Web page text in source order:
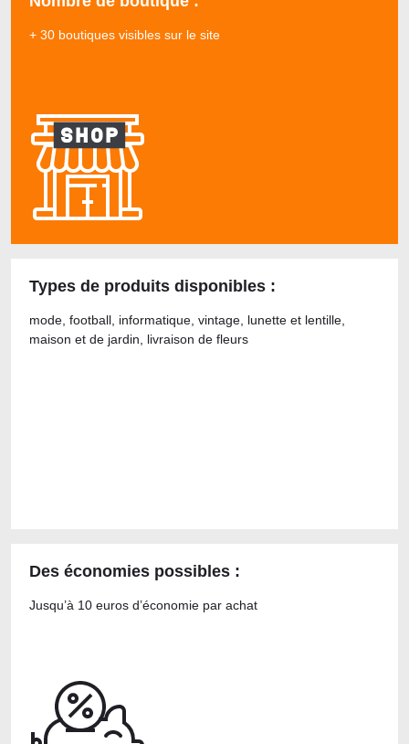
+ 30 boutiques visibles sur le site
Types de produits disponibles :
mode, football, informatique, vintage, lunette et lentille,
maison et de jardin, livraison de fleurs
Des économies possibles :
Jusqu’à 10 euros d’économie par achat